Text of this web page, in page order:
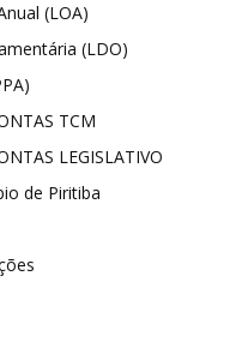
(LOA)
(LDO)
TCM
LEGISLATIVO
de Piritiba